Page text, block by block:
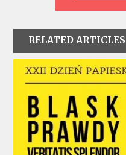
RELATED ARTICLES